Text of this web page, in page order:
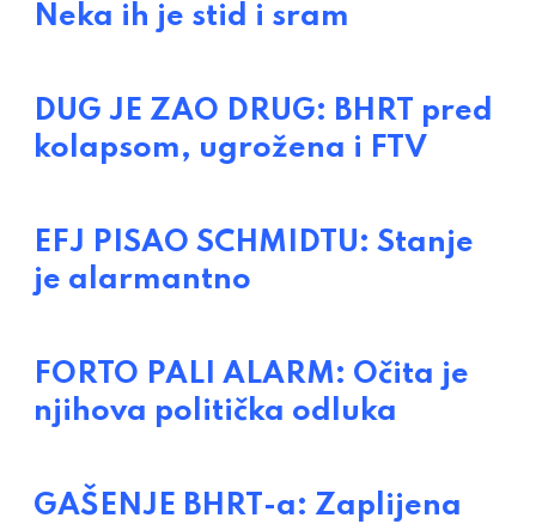
Neka ih je stid i sram
DUG JE ZAO DRUG: BHRT pred
kolapsom, ugrožena i FTV
EFJ PISAO SCHMIDTU: Stanje
je alarmantno
FORTO PALI ALARM: Očita je
njihova politička odluka
GAŠENJE BHRT-a: Zaplijena